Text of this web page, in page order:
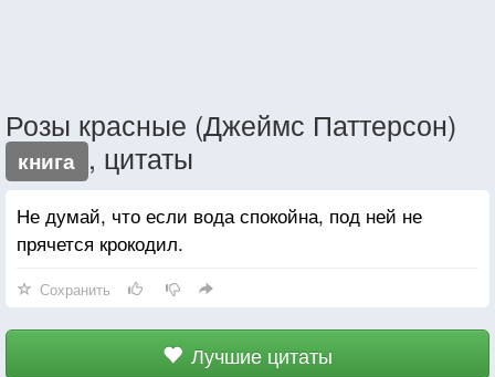
Розы красные (Джеймс Паттерсон)
книга , цитаты
Не думай, что если вода спокойна, под ней не
прячется крокодил.
Сохранить
Лучшие цитаты